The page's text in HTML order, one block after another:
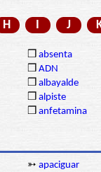
H I J
❒ absenta
❒ ADN
❒ albayalde
❒ alpiste
❒ anfetamina
➳ apaciguar